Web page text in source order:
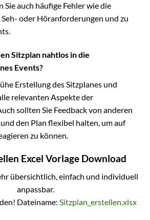
Sie auch häufige Fehler wie die
oder Höranforderungen und zu
Sitzplan nahtlos in die
Events?
Erstellung des Sitzplanes und
relevanten Aspekte der
sollten Sie Feedback von anderen
den Plan flexibel halten, um auf
zu können.
Excel Vorlage Download
übersichtlich, einfach und individuell
anpassbar.
Dateiname: Sitzplan_erstellen.xlsx